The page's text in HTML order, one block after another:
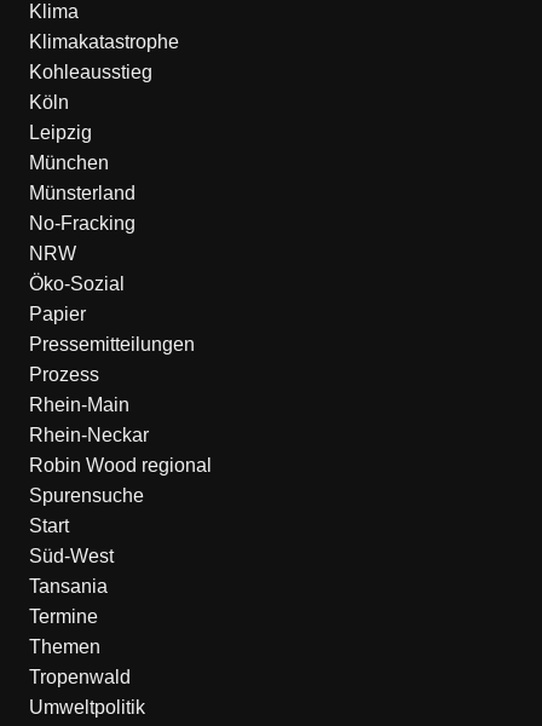
Klima
Klimakatastrophe
Kohleausstieg
Köln
Leipzig
München
Münsterland
No-Fracking
NRW
Öko-Sozial
Papier
Pressemitteilungen
Prozess
Rhein-Main
Rhein-Neckar
Robin Wood regional
Spurensuche
Start
Süd-West
Tansania
Termine
Themen
Tropenwald
Umweltpolitik